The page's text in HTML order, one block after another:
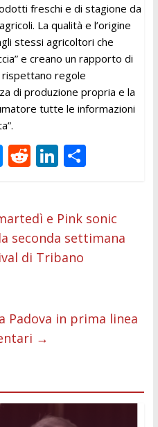
freschi e di stagione da
La qualità e l’origine
stessi agricoltori che
e creano un rapporto di
rispettano regole
di produzione propria e la
tutte le informazioni
M
e
n
g
R
di
t
Li
e
dI
n
C
di
vi
e Pink sonic
seconda settimana
di Tribano
Padova in prima linea
→